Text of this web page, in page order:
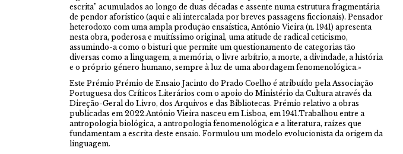
escrita” acumulados ao longo de duas décadas e assente numa estrutura fragmentária
de pendor aforístico (aqui e ali intercalada por breves passagens ficcionais). Pensador
heterodoxo com uma ampla produção ensaística, António Vieira (n. 1941) apresenta
nesta obra, poderosa e muitíssimo original, uma atitude de radical ceticismo,
assumindo-a como o bisturi que permite um questionamento de categorias tão
diversas como a linguagem, a memória, o livre arbítrio, a morte, a divindade, a história
e o próprio género humano, sempre à luz de uma abordagem fenomenológica.»
Este Prémio Prémio de Ensaio Jacinto do Prado Coelho é atribuído pela Associação
Portuguesa dos Críticos Literários com o apoio do Ministério da Cultura através da
Direção-Geral do Livro, dos Arquivos e das Bibliotecas. Prémio relativo a obras
publicadas em 2022.António Vieira nasceu em Lisboa, em 1941.Trabalhou entre a
antropologia biológica, a antropologia fenomenológica e a literatura, raízes que
fundamentam a escrita deste ensaio. Formulou um modelo evolucionista da origem da
linguagem.